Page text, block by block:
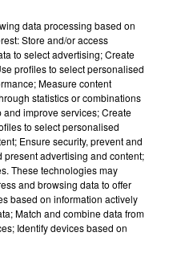
data processing based on
Store and/or access
to select advertising; Create
profiles to select personalised
Measure content
statistics or combinations
improve services; Create
to select personalised
Ensure security, prevent and
present advertising and content;
These technologies may
and browsing data to offer
based on information actively
Match and combine data from
Identify devices based on